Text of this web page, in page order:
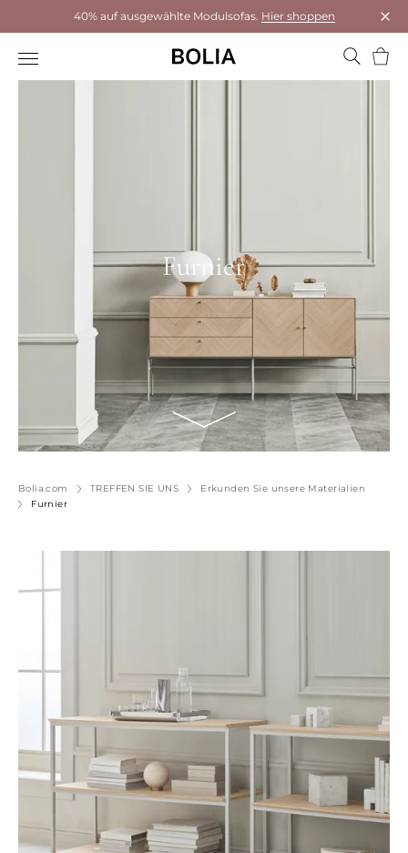
40% auf ausgewählte Modulsofas. Hier shoppen
Furnier
Bolia.com TREFFEN SIE UNS
Erkunden Sie unsere Materialien
Furnier